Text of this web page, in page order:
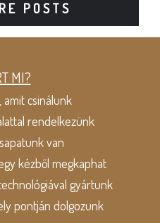
POSTS
MI?
amit csinálunk
rendelkezünk
van
kézből megkaphat
gyártunk
pontján dolgozunk